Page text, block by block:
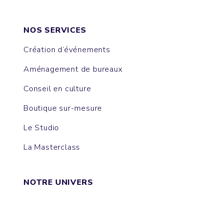
NOS SERVICES
Création d’événements
Aménagement de bureaux
Conseil en culture
Boutique sur-mesure
Le Studio
La Masterclass
NOTRE UNIVERS